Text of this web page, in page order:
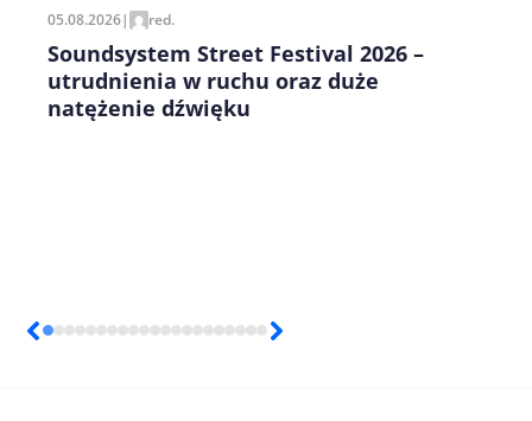
05.08.2026| red.
Soundsystem Street Festival 2026 –
utrudnienia w ruchu oraz duże
natężenie dźwięku